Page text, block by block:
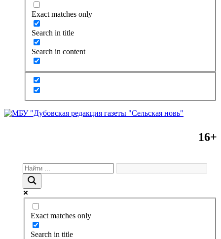
Exact matches only
Search in title
Search in content
16+
Exact matches only
Search in title